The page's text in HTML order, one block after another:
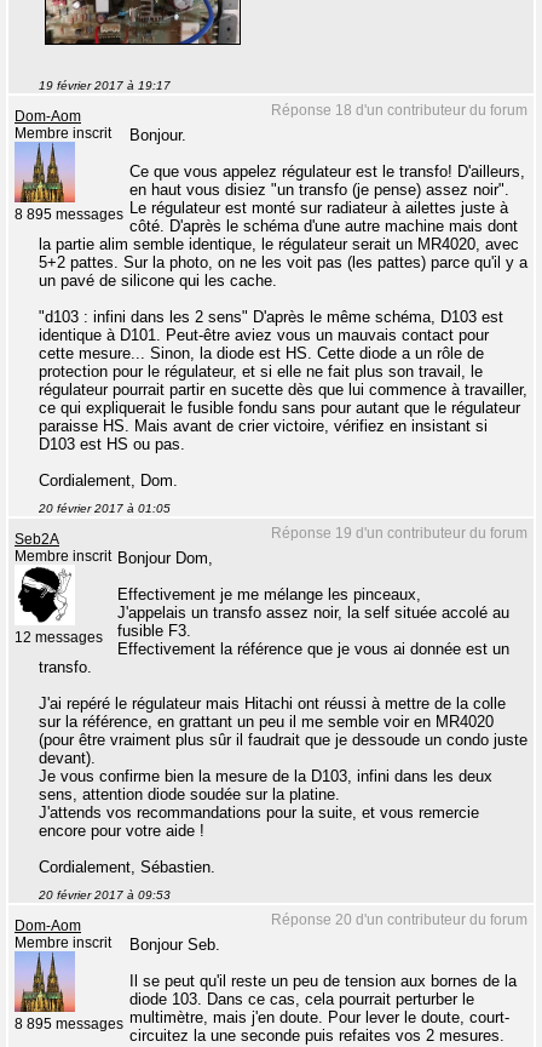
19 février 2017 à 19:17
Réponse 18 d'un contributeur du forum
Dom-Aom
Membre inscrit
8 895 messages
Bonjour.
Ce que vous appelez régulateur est le transfo! D'ailleurs,
en haut vous disiez "un transfo (je pense) assez noir".
Le régulateur est monté sur radiateur à ailettes juste à
côté. D'après le schéma d'une autre machine mais dont
la partie alim semble identique, le régulateur serait un MR4020, avec
5+2 pattes. Sur la photo, on ne les voit pas (les pattes) parce qu'il y a
un pavé de silicone qui les cache.
"d103 : infini dans les 2 sens" D'après le même schéma, D103 est
identique à D101. Peut-être aviez vous un mauvais contact pour
cette mesure... Sinon, la diode est HS. Cette diode a un rôle de
protection pour le régulateur, et si elle ne fait plus son travail, le
régulateur pourrait partir en sucette dès que lui commence à travailler,
ce qui expliquerait le fusible fondu sans pour autant que le régulateur
paraisse HS. Mais avant de crier victoire, vérifiez en insistant si
D103 est HS ou pas.
Cordialement, Dom.
20 février 2017 à 01:05
Réponse 19 d'un contributeur du forum
Seb2A
Membre inscrit
12 messages
Bonjour Dom,
Effectivement je me mélange les pinceaux,
J'appelais un transfo assez noir, la self située accolé au
fusible F3.
Effectivement la référence que je vous ai donnée est un
transfo.
J'ai repéré le régulateur mais Hitachi ont réussi à mettre de la colle
sur la référence, en grattant un peu il me semble voir en MR4020
(pour être vraiment plus sûr il faudrait que je dessoude un condo juste
devant).
Je vous confirme bien la mesure de la D103, infini dans les deux
sens, attention diode soudée sur la platine.
J'attends vos recommandations pour la suite, et vous remercie
encore pour votre aide !
Cordialement, Sébastien.
20 février 2017 à 09:53
Réponse 20 d'un contributeur du forum
Dom-Aom
Membre inscrit
8 895 messages
Bonjour Seb.
Il se peut qu'il reste un peu de tension aux bornes de la
diode 103. Dans ce cas, cela pourrait perturber le
multimètre, mais j'en doute. Pour lever le doute, court-
circuitez la une seconde puis refaites vos 2 mesures.